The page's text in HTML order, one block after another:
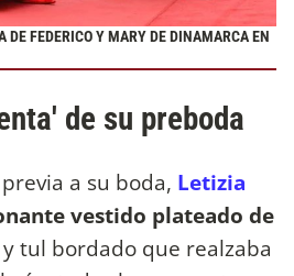
DE FEDERICO Y MARY DE DINAMARCA EN
de su preboda
a su boda, Letizia
vestido plateado de
y tul bordado que realzaba